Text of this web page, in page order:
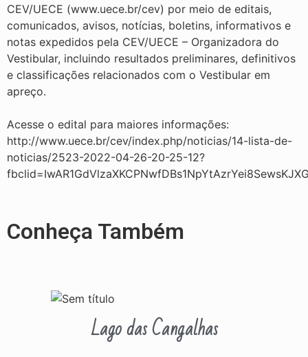
CEV/UECE (www.uece.br/cev) por meio de editais,
comunicados, avisos, notícias, boletins, informativos e
notas expedidos pela CEV/UECE – Organizadora do
Vestibular, incluindo resultados preliminares, definitivos
e classificações relacionados com o Vestibular em
apreço.
Acesse o edital para maiores informações:
http://www.uece.br/cev/index.php/noticias/14-lista-de-
noticias/2523-2022-04-26-20-25-12?
Conheça Também
Lago das Cangalhas